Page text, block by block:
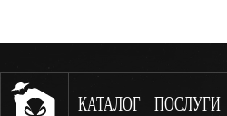
КАТАЛОГ ПОСЛУГИ